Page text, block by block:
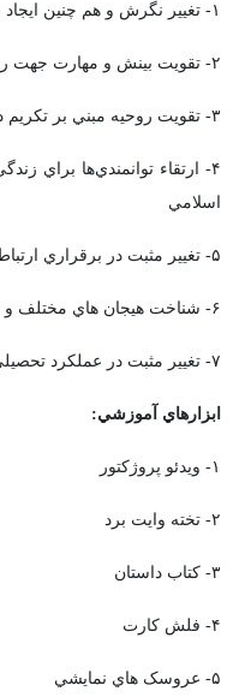
۱- تغيير نگرش و هم چنين ايجاد و تقويت حس خودکارآمدي
۲- تقويت بينش و مهارت جهت رشد کرامت خويش
۳- تقويت روحيه مبني بر تکريم ديگران
۴- ارتقاء توانمندي‌ها براي
اسلامي
۵- تغيير مثبت در برقراري ارتباط با همسالان
۶- شناخت هيجان هاي مختلف و راه هاي مقابله با هيجان‌هاي منفي
۷- تغيير مثبت در عملکرد تحصيلي
ابزارهاي آموزشي:
۱- ويدئو پروژکتور
۲- تخته وايت برد
۳- کتاب داستان
۴- فلش کارت
۵- عروسک هاي نمايشي